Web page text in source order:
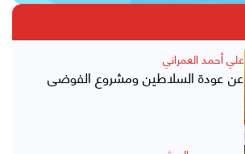
علي أحمد العمراني
عن عودة السلاطين ومشروع الفوضى